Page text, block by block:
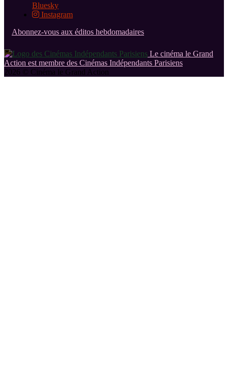
Bluesky
Instagram
Abonnez-vous aux éditos hebdomadaires
Le cinéma le Grand
Action est membre des Cinémas Indépendants Parisiens
2026 © Cinéma le Grand Action